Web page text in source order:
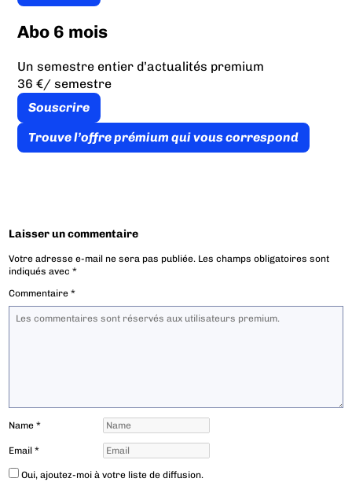
Abo 6 mois
Un semestre entier d’actualités premium
36 €/ semestre
Souscrire
Trouve l’offre prémium qui vous correspond
Laisser un commentaire
Votre adresse e-mail ne sera pas publiée. Les champs obligatoires sont
indiqués avec*
Commentaire*
Name*
Email*
Oui, ajoutez-moi à votre liste de diffusion.